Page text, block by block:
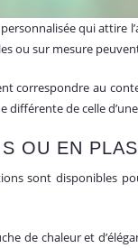
qui attire
ou sur mesure
correspondre au
de celle
OU EN
sont disponibles
de chaleur et